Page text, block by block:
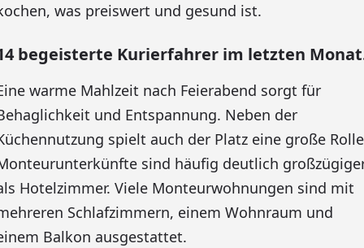
was preiswert und gesund ist.
begeisterte Kurierfahrer im letzten
warme Mahlzeit nach Feierabend sorgt für
und Entspannung. Neben der
spielt auch der Platz eine große
sind häufig deutlich
Hotelzimmer. Viele Monteurwohnungen sind mit
Schlafzimmern, einem Wohnraum und
Balkon ausgestattet.